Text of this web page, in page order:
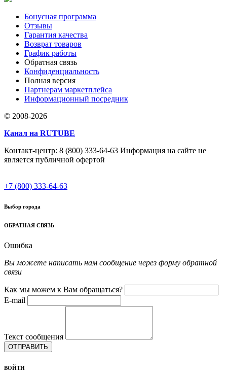
Бонусная программа
Отзывы
Гарантия качества
Возврат товаров
График работы
Обратная связь
Конфиденциальность
Полная версия
Партнерам маркетплейса
Информационный посредник
© 2008-2026
Канал на RUTUBE
Контакт-центр: 8 (800) 333-64-63 Информация на сайте не
является публичной офертой
+7 (800) 333-64-63
Выбор города
ОБРАТНАЯ СВЯЗЬ
Ошибка
Вы можете написать нам сообщение через форму обратной
связи
Как мы можем к Вам обращаться?
E-mail
Текст сообщения
ОТПРАВИТЬ
ВОЙТИ